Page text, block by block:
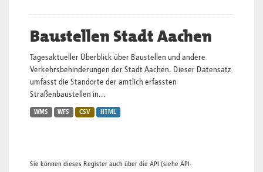
Baustellen Stadt Aachen
Tagesaktueller Überblick über Baustellen und andere
Verkehrsbehinderungen der Stadt Aachen. Dieser Datensatz
umfasst die Standorte der amtlich erfassten
Straßenbaustellen in...
WMS WFS CSV HTML
Sie können dieses Register auch über die API (siehe API-